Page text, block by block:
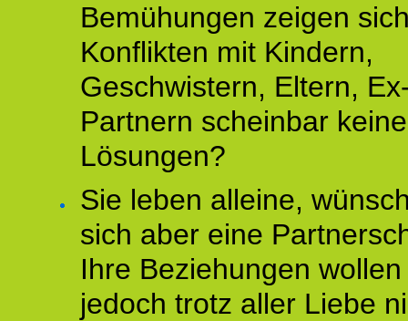
Bemühungen zeigen
Konflikten mit Kindern,
Geschwistern, Eltern,
Partnern scheinbar keine
Lösungen?
Sie leben alleine,
sich aber eine
Ihre Beziehungen wollen
jedoch trotz aller Liebe